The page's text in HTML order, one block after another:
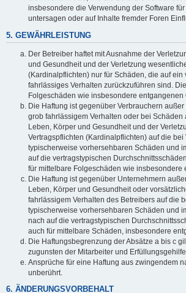
insbesondere die Verwendung der Software
untersagen oder auf Inhalte fremder Foren
5. GEWÄHRLEISTUNG
Der Betreiber haftet mit Ausnahme der
und Gesundheit und der Verletzung
(Kardinalpflichten) nur für Schäden, die auf ein
fahrlässiges Verhalten zurückzuführen sind.
Folgeschäden wie insbesondere entgangenen
Die Haftung ist gegenüber Verbrauchern
grob fahrlässigem Verhalten oder bei Schäden
Leben, Körper und Gesundheit und der
Vertragspflichten (Kardinalpflichten) auf die bei
typischerweise vorhersehbaren Schäden und
auf die vertragstypischen
für mittelbare Folgeschäden wie insbesondere
Die Haftung ist gegenüber Unternehmern
Leben, Körper und Gesundheit oder
fahrlässigem Verhalten des Betreibers auf die
typischerweise vorhersehbaren Schäden und
nach auf die vertragstypischen
auch für mittelbare Schäden, insbesondere
Die Haftungsbegrenzung der Absätze a bis c
zugunsten der Mitarbeiter und
Ansprüche für eine Haftung aus zwingendem
unberührt.
6. ÄNDERUNGSVORBEHALT